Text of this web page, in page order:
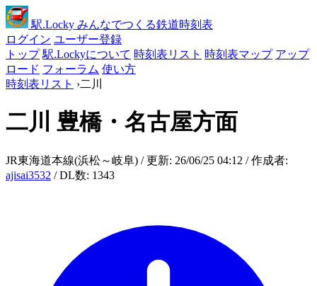
駅.Locky みんなでつくる鉄道時刻表
ログイン ユーザー登録
トップ 駅.Lockyについて 時刻表リスト 時刻表マップ アップ
ロード フォーラム 使い方
時刻表リスト ›二川
二川 豊橋・名古屋方面
JR東海道本線(浜松～岐阜) / 更新: 26/06/25 04:12 / 作成者:
ajisai3532 / DL数: 1343